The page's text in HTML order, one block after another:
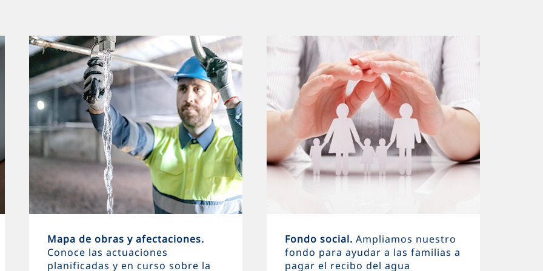
Mapa de obras y afectaciones.
Conoce las actuaciones
planificadas y en curso sobre la
Fondo social. Ampliamos nuestro
fondo para ayudar a las familias a
pagar el recibo del agua